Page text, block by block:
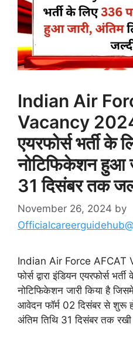
Indian Air
Vacancy
एयरफोर्स भर्ती के
नोटिफिकेशन हुआ
31 दिसंबर तक
November 26, 2024 by
Indian Air Force AFCAT
फोर्स द्वारा इंडियन एयरफोर्स
नोटिफिकेशन जारी किया है
आवेदन फॉर्म 02 दिसंबर से शुरू
अंतिम तिथि 31 दिसंबर तक